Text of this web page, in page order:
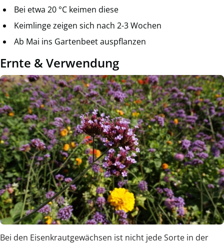
Bei etwa 20 °C keimen diese
Keimlinge zeigen sich nach 2-3 Wochen
Ab Mai ins Gartenbeet auspflanzen
Ernte & Verwendung
Bei den Eisenkrautgewächsen ist nicht jede Sorte in der